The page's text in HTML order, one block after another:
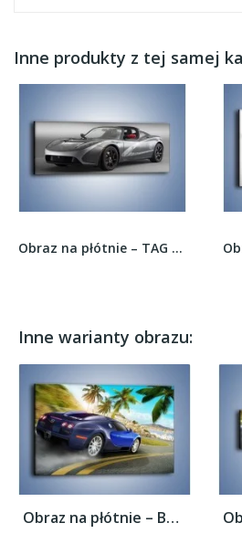
Inne produkty z tej samej
Obraz na płótnie – TAG Heuer Tesla Roadster –...
Inne warianty obrazu:
Obraz na płótnie – Bugatti Veyron –...